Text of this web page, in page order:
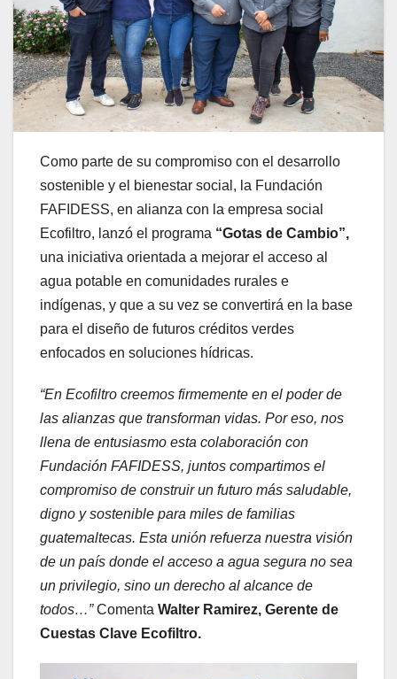
Como parte de su compromiso con el desarrollo
sostenible y el bienestar social, la Fundación
FAFIDESS, en alianza con la empresa social
Ecofiltro, lanzó el programa “Gotas de Cambio”,
una iniciativa orientada a mejorar el acceso al
agua potable en comunidades rurales e
indígenas, y que a su vez se convertirá en la base
para el diseño de futuros créditos verdes
enfocados en soluciones hídricas.
“En Ecofiltro creemos firmemente en el poder de
las alianzas que transforman vidas. Por eso, nos
llena de entusiasmo esta colaboración con
Fundación FAFIDESS, juntos compartimos el
compromiso de construir un futuro más saludable,
digno y sostenible para miles de familias
guatemaltecas. Esta unión refuerza nuestra visión
de un país donde el acceso a agua segura no sea
un privilegio, sino un derecho al alcance de
todos…”Comenta Walter Ramirez, Gerente de
Cuestas Clave Ecofiltro.